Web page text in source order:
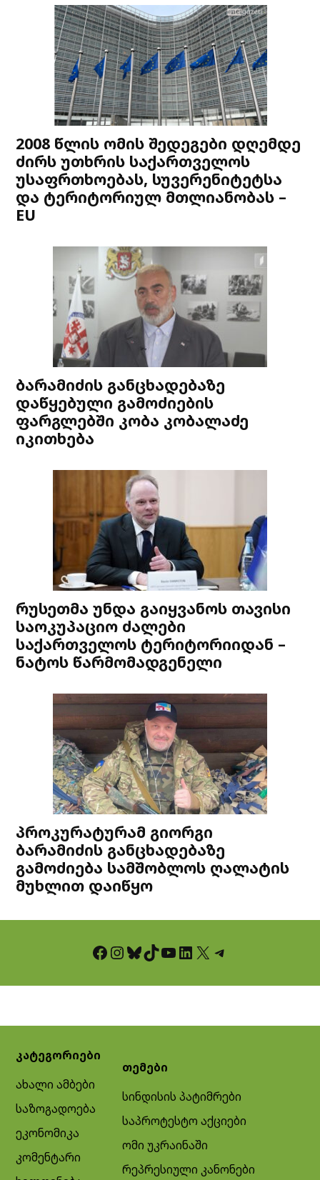
2008 წლის ომის შედეგები დღემდე
ძირს უთხრის საქართველოს
უსაფრთხოებას, სუვერენიტეტსა
და ტერიტორიულ მთლიანობას –
EU
ბარამიძის განცხადებაზე
დაწყებული გამოძიების
ფარგლებში კობა კობალაძე
იკითხება
რუსეთმა უნდა გაიყვანოს თავისი
საოკუპაციო ძალები
საქართველოს ტერიტორიიდან –
ნატოს წარმომადგენელი
პროკურატურამ გიორგი
ბარამიძის განცხადებაზე
გამოძიება სამშობლოს ღალატის
მუხლით დაიწყო
Facebook InstagramBluesky TikTok YouTube LinkedIn X Telegram
კატეგორიები
ახალი ამბები
საზოგადოება
ეკონომიკა
კომენტარი
თემები
სინდისის პატიმრები
საპროტესტო აქციები
ომი უკრაინაში
რეპრესიული კანონები